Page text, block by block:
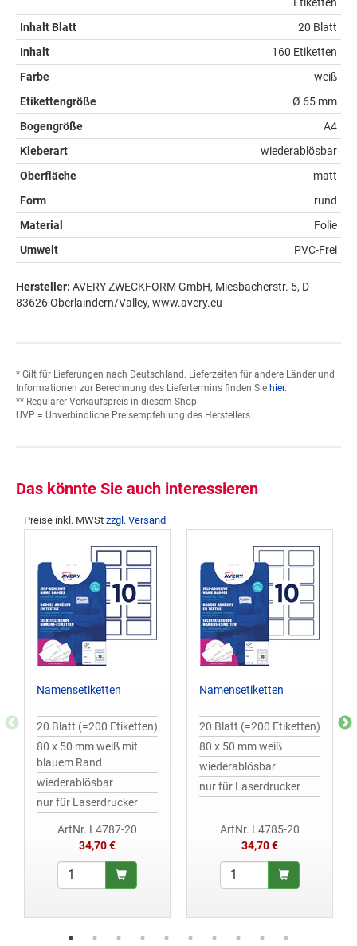
Inhalt Blatt
20 Blatt
Inhalt
160 Etiketten
Farbe
weiß
Etikettengröße
Ø 65 mm
Bogengröße
A4
Kleberart
wiederablösbar
Oberfläche
matt
Form
rund
Material
Folie
Umwelt
PVC-Frei
Hersteller: AVERY ZWECKFORM GmbH, Miesbacherstr. 5, D-
83626 Oberlaindern/Valley, www.avery.eu
* Gilt für Lieferungen nach Deutschland. Lieferzeiten für andere Länder und
Informationen zur Berechnung des Liefertermins finden Sie hier.
** Regulärer Verkaufspreis in diesem Shop
UVP = Unverbindliche Preisempfehlung des Herstellers
Das könnte Sie auch interessieren
Preise inkl. MWSt zzgl. Versand
Namensetiketten
20 Blatt (=200 Etiketten)
80 x 50 mm weiß mit
blauem Rand
wiederablösbar
nur für Laserdrucker
ArtNr. L4787-20
34,70 €
Namensetiketten
20 Blatt (=200 Etiketten)
80 x 50 mm weiß
wiederablösbar
nur für Laserdrucker
ArtNr. L4785-20
34,70 €